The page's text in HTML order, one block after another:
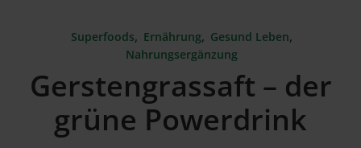
Superfoods, Ernährung, Gesund Leben,
Nahrungsergänzung
Gerstengrassaft – der
grüne Powerdrink